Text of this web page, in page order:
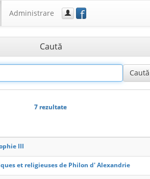
Administrare f
Caută
7 rezultate
III
et religieuses de Philon d' Alexandrie